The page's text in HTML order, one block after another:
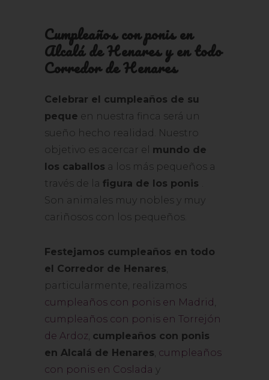
Cumpleaños con ponis en
Alcalá de Henares y en todo
Corredor de Henares
Celebrar el cumpleaños de su
peque en nuestra finca será un
sueño hecho realidad. Nuestro
objetivo es acercar el mundo de
los caballos a los más pequeños a
través de la figura de los ponis
Son animales muy nobles y muy
cariñosos con los pequeños.
Festejamos cumpleaños en todo
el Corredor de Henares,
particularmente, realizamos
cumpleaños con ponis en Madrid ,
cumpleaños con ponis en Torrejón
de Ardoz, cumpleaños con ponis
en Alcalá de Henares, cumpleaños
con ponis en Coslada y